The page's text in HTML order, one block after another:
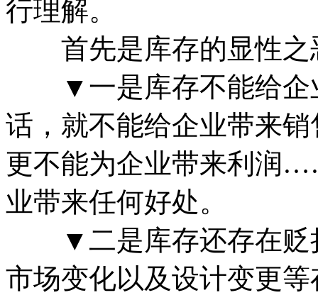
行理解。
首先是库存的显性之
▼一是库存不能给企业
话，就不能给企业带来
更不能为企业带来利润
业带来任何好处。
▼二是库存还存在贬损
市场变化以及设计变更